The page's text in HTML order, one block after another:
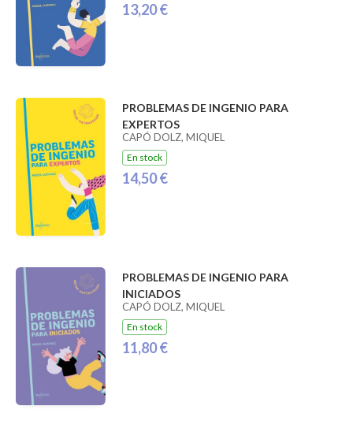
13,20 €
PROBLEMAS DE INGENIO PARA
EXPERTOS
CAPÓ DOLZ, MIQUEL
En stock
14,50 €
PROBLEMAS DE INGENIO PARA
INICIADOS
CAPÓ DOLZ, MIQUEL
En stock
11,80 €